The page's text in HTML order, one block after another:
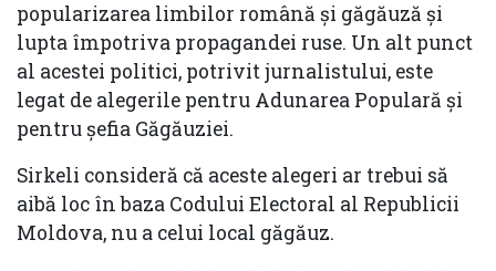
popularizarea limbilor română și găgăuză și
lupta împotriva propagandei ruse. Un alt punct
al acestei politici, potrivit jurnalistului, este
legat de alegerile pentru Adunarea Populară și
pentru șefia Găgăuziei.
Sirkeli consideră că aceste alegeri ar trebui să
aibă loc în baza Codului Electoral al Republicii
Moldova, nu a celui local găgăuz.